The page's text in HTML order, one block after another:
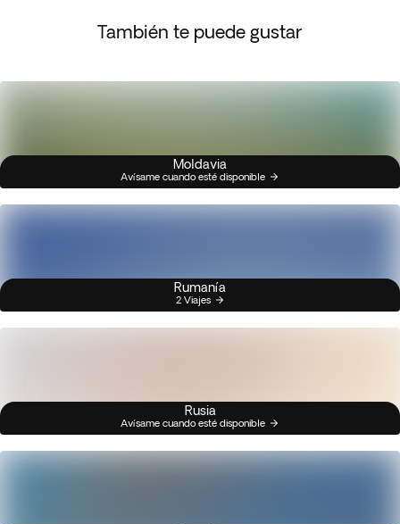
También te puede gustar
Moldavia
Avísame cuando esté disponible
Rumanía
2 Viajes
Rusia
Avísame cuando esté disponible